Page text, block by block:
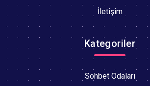
İletişim
Kategoriler
Sohbet Odaları